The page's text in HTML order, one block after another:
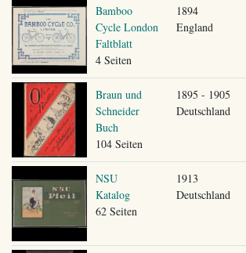
Bamboo
Cycle London
Faltblatt
4 Seiten
1894
England
Braun und
Schneider
Buch
104 Seiten
1895 - 1905
Deutschland
NSU
Katalog
62 Seiten
1913
Deutschland